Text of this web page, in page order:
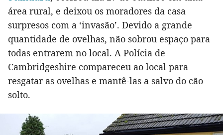
área rural, e deixou os moradores da casa
surpresos com a ‘invasão’. Devido a grande
quantidade de ovelhas, não sobrou espaço para
todas entrarem no local. A Polícia de
Cambridgeshire compareceu ao local para
resgatar as ovelhas e mantê-las a salvo do cão
solto.